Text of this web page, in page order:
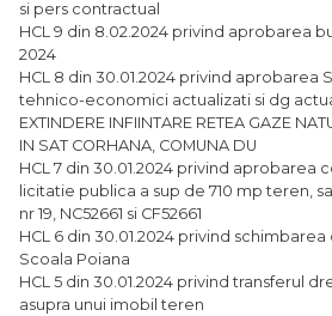
si pers contractual
HCL 9 din 8.02.2024 privind aprobarea
2024
HCL 8 din 30.01.2024 privind aprobarea
tehnico-economici actualizati si dg
EXTINDERE INFIINTARE RETEA GAZE
IN SAT CORHANA, COMUNA DU
HCL 7 din 30.01.2024 privind aprobarea
licitatie publica a sup de 710 mp teren,
nr 19, NC52661 si CF52661
HCL 6 din 30.01.2024 privind
Scoala Poiana
HCL 5 din 30.01.2024 privind transferul
asupra unui imobil teren